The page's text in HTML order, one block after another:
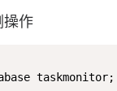
作
taskmonitor;